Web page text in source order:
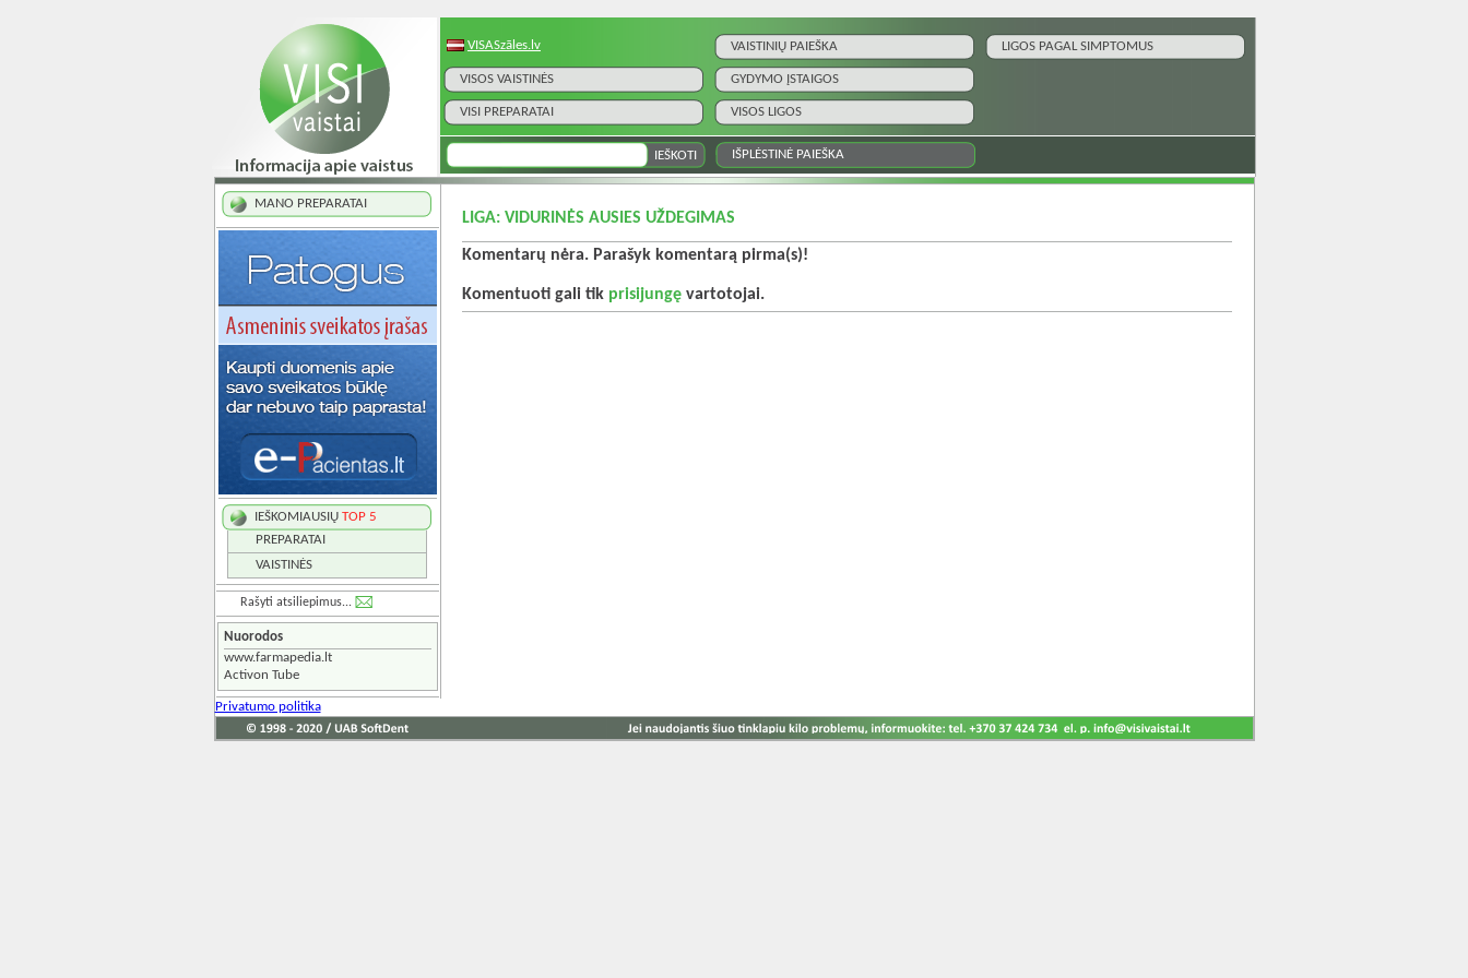
VISASzāles.lv VAISTINIŲ PAIEŠKA LIGOS PAGAL SIMPTOMUS
VISOS VAISTINĖS GYDYMO ĮSTAIGOS
VISI PREPARATAI VISOS LIGOS
IŠPLĖSTINĖ PAIEŠKA
MANO PREPARATAI
IEŠKOMIAUSIŲ TOP 5
PREPARATAI
VAISTINĖS
Rašyti atsiliepimus...
Nuorodos
www.farmapedia.lt
Activon Tube
LIGA: VIDURINĖS AUSIES UŽDEGIMAS
Komentarų nėra. Parašyk komentarą pirma(s)!
Komentuoti gali tik prisijungę vartotojai.
Privatumo politika